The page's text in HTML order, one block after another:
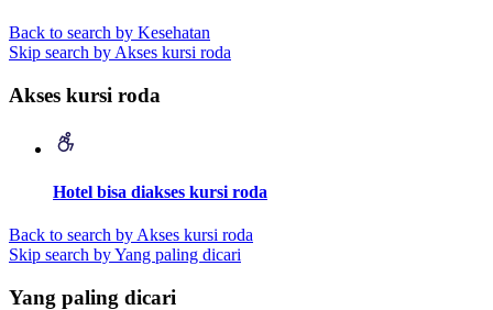
Back to search by Kesehatan
Skip search by Akses kursi roda
Akses kursi roda
Hotel bisa diakses kursi roda
Back to search by Akses kursi roda
Skip search by Yang paling dicari
Yang paling dicari